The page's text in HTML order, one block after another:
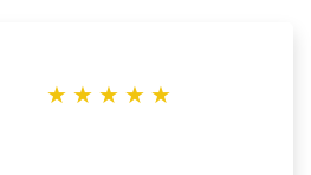
★ ★ ★ ★ ★